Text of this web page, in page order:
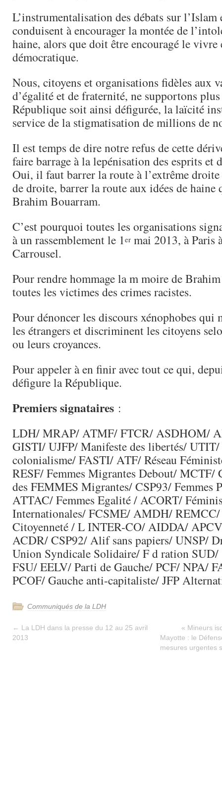
L’instrumentalisation des débats sur
conduisent à encourager la montée de
haine, alors que doit être encouragé le vivre
démocratique.
Nous, citoyens et organisations fidèles aux
d’égalité et de fraternité, ne supportons
République soit ainsi défigurée, la laïcité
service de la stigmatisation de millions de
Il est temps de dire notre refus de cette
faire barrage à la lepénisation des esprits et
Oui, il faut barrer la route à l’extrême
de droite, barrer la route aux idées de haine
Brahim Bouarram.
C’est pourquoi toutes les organisations
à un rassemblement le 1er mai 2013, à Paris
Carrousel.
Pour rendre hommage la m moire de
toutes les victimes des crimes racistes.
Pour dénoncer les discours xénophobes qui
les étrangers et discriminent les citoyens
ou leurs croyances.
Pour appeler à en finir avec tout ce qui,
défigure la République.
Premiers signataires :
LDH/ MRAP/ ATMF/ FTCR/ ASDHOM/
GISTI/ UJFP/ Manifeste des libertés/
colonialisme/ FASTI/ ATF/ Réseau
RESF/ Femmes Migrantes Debout/
des FEMMES Migrantes/ CSP93/ Femmes
ATTAC/ Femmes Egalité / ACORT/
Internationales/ FCSME/ AMDH/ REMCC/
Citoyenneté / L INTER-CO/ AIDDA/
ACDR/ CSP92/ Alif sans papiers/ UNSP/
Union Syndicale Solidaire/ F d ration
FSU/ EELV/ Parti de Gauche/ PCF/ NPA/
PCOF/ Gauche anti-capitaliste/ JFP
Communiqués de la LDH
← La LDH dans la presse du 12 au 25 avril
2013
« Mineurs
Mayotte : le
mesures urgentes